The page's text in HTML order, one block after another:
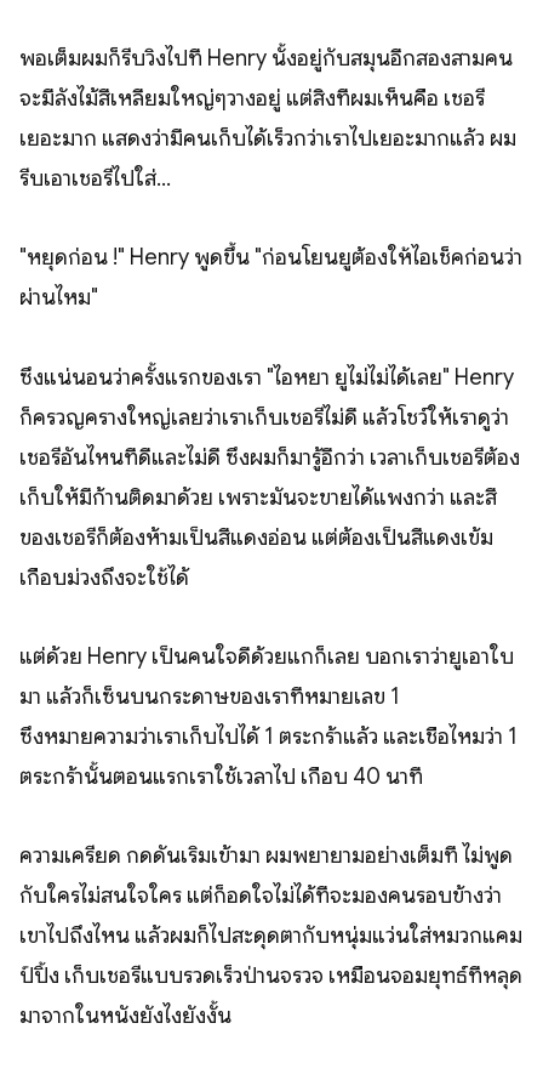
พอเต็มผมก็รีบวิ่งไปที่ Henry นั้งอยู่กับสมุนอีกสองสามคน
จะมีลังไม้สีเหลี่ยมใหญ่ๆวางอยู่ แต่สิ่งที่ผมเห็นคือ เชอรี่
เยอะมาก แสดงว่ามีคนเก็บได้เร็วกว่าเราไปเยอะมากแล้ว ผม
รีบเอาเชอรี่ไปใส่...
"หยุดก่อน !" Henry พูดขึ้น "ก่อนโยนยูต้องให้ไอเช็คก่อนว่า
ผ่านไหม"
ซึ่งแน่นอนว่าครั้งแรกของเรา "ไอหยา ยูไม่ไม่ได้เลย" Henry
ก็ครวญครางใหญ่เลยว่าเราเก็บเชอรี่ไม่ดี แล้วโชว์ให้เราดูว่า
เชอรี่อันไหนที่ดีและไม่ดี ซึ่งผมก็มารู้อีกว่า เวลาเก็บเชอรี่ต้อง
เก็บให้มีก้านติดมาด้วย เพราะมันจะขายได้แพงกว่า และสี
ของเชอรี่ก็ต้องห้ามเป็นสีแดงอ่อน แต่ต้องเป็นสีแดงเข้ม
เกือบม่วงถึงจะใช้ได้
แต่ด้วย Henry เป็นคนใจดีด้วยแกก็เลย บอกเราว่ายูเอาใบ
มา แล้วก็เซ็นบนกระดาษของเราที่หมายเลข 1
ซึ่งหมายความว่าเราเก็บไปได้ 1 ตระกร้าแล้ว และเชื่อไหมว่า 1
ตระกร้านั้นตอนแรกเราใช้เวลาไป เกือบ 40 นาที
ความเครียด กดดันเริ่มเข้ามา ผมพยายามอย่างเต็มที่ ไม่พูด
กับใครไม่สนใจใคร แต่ก็อดใจไม่ได้ที่จะมองคนรอบข้างว่า
เขาไปถึงไหน แล้วผมก็ไปสะดุดตากับหนุ่มแว่นใส่หมวกแคม
ป์ปิ้ง เก็บเชอรี่แบบรวดเร็วป่านจรวจ เหมือนจอมยุทธ์ที่หลุด
มาจากในหนังยังไงยังงั้น